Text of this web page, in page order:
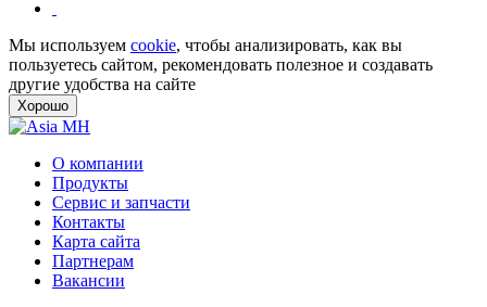
Мы используем cookie, чтобы анализировать, как вы
пользуетесь сайтом, рекомендовать полезное и создавать
другие удобства на сайте
Хорошо
О компании
Продукты
Сервис и запчасти
Контакты
Карта сайта
Партнерам
Вакансии